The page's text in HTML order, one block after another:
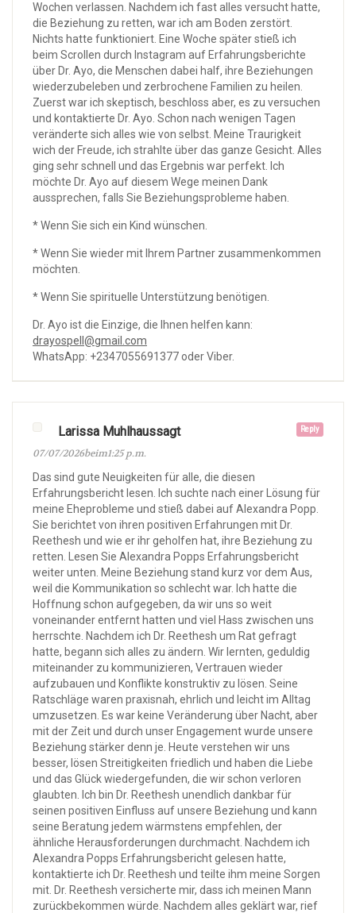
Wochen verlassen. Nachdem ich fast alles versucht hatte,
die Beziehung zu retten, war ich am Boden zerstört.
Nichts hatte funktioniert. Eine Woche später stieß ich
beim Scrollen durch Instagram auf Erfahrungsberichte
über Dr. Ayo, die Menschen dabei half, ihre Beziehungen
wiederzubeleben und zerbrochene Familien zu heilen.
Zuerst war ich skeptisch, beschloss aber, es zu versuchen
und kontaktierte Dr. Ayo. Schon nach wenigen Tagen
veränderte sich alles wie von selbst. Meine Traurigkeit
wich der Freude, ich strahlte über das ganze Gesicht. Alles
ging sehr schnell und das Ergebnis war perfekt. Ich
möchte Dr. Ayo auf diesem Wege meinen Dank
aussprechen, falls Sie Beziehungsprobleme haben.
* Wenn Sie sich ein Kind wünschen.
* Wenn Sie wieder mit Ihrem Partner zusammenkommen
möchten.
* Wenn Sie spirituelle Unterstützung benötigen.
Dr. Ayo ist die Einzige, die Ihnen helfen kann:
drayospell@gmail.com
WhatsApp: +2347055691377 oder Viber.
Reply
Larissa Muhlhaussagt
07/07/2026beim1:25 p.m.
Das sind gute Neuigkeiten für alle, die diesen
Erfahrungsbericht lesen. Ich suchte nach einer Lösung für
meine Eheprobleme und stieß dabei auf Alexandra Popp.
Sie berichtet von ihren positiven Erfahrungen mit Dr.
Reethesh und wie er ihr geholfen hat, ihre Beziehung zu
retten. Lesen Sie Alexandra Popps Erfahrungsbericht
weiter unten. Meine Beziehung stand kurz vor dem Aus,
weil die Kommunikation so schlecht war. Ich hatte die
Hoffnung schon aufgegeben, da wir uns so weit
voneinander entfernt hatten und viel Hass zwischen uns
herrschte. Nachdem ich Dr. Reethesh um Rat gefragt
hatte, begann sich alles zu ändern. Wir lernten, geduldig
miteinander zu kommunizieren, Vertrauen wieder
aufzubauen und Konflikte konstruktiv zu lösen. Seine
Ratschläge waren praxisnah, ehrlich und leicht im Alltag
umzusetzen. Es war keine Veränderung über Nacht, aber
mit der Zeit und durch unser Engagement wurde unsere
Beziehung stärker denn je. Heute verstehen wir uns
besser, lösen Streitigkeiten friedlich und haben die Liebe
und das Glück wiedergefunden, die wir schon verloren
glaubten. Ich bin Dr. Reethesh unendlich dankbar für
seinen positiven Einfluss auf unsere Beziehung und kann
seine Beratung jedem wärmstens empfehlen, der
ähnliche Herausforderungen durchmacht. Nachdem ich
Alexandra Popps Erfahrungsbericht gelesen hatte,
kontaktierte ich Dr. Reethesh und teilte ihm meine Sorgen
mit. Dr. Reethesh versicherte mir, dass ich meinen Mann
zurückbekommen würde. Nachdem alles geklärt war, rief